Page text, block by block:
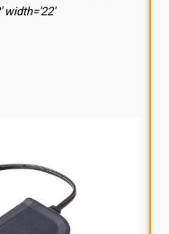
width='22'